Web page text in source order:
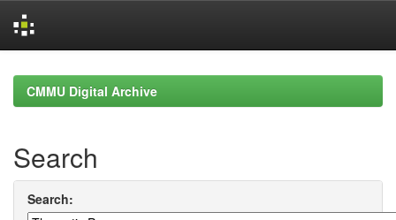
navigationCMMU Digital Archive
Search
Search: